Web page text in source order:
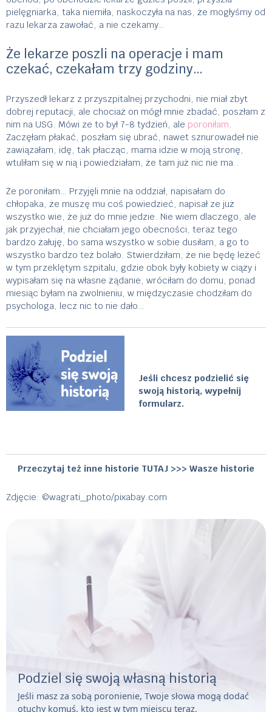
pielęgniarka, taka niemiła, naskoczyła na nas, że mogłyśmy od
razu lekarza zawołać, a nie czekamy…
Że lekarze poszli na operacje i mam
czekać, czekałam trzy godziny…
Przyszedł lekarz z przyszpitalnej przychodni, nie miał zbyt
dobrej reputacji, ale chociaż on mógł mnie zbadać, poszłam z
nim na USG. Mówi ze to był 7-8 tydzień, ale poroniłam.
Zaczęłam płakać, poszłam się ubrać, nawet sznurowadeł nie
zawiązałam, idę, tak płacząc, mama idzie w moją stronę,
wtuliłam się w nią i powiedziałam, że tam już nic nie ma..
Że poroniłam… Przyjęli mnie na oddział, napisałam do
chłopaka, że muszę mu coś powiedzieć, napisał ze już
wszystko wie, że już do mnie jedzie. Nie wiem dlaczego, ale
jak przyjechał, nie chciałam jego obecności, teraz tego
bardzo żałuję, bo sama wszystko w sobie dusiłam, a go to
wszystko bardzo też bolało. Stwierdziłam, że nie będę leżeć
w tym przeklętym szpitalu, gdzie obok były kobiety w ciąży i
wypisałam się na własne żądanie, wróciłam do domu, ponad
miesiąc byłam na zwolnieniu, w międzyczasie chodziłam do
psychologa, lecz nic to nie dało…
Jeśli chcesz podzielić się
swoją historią, wypełnij
formularz.
Przeczytaj też inne historie TUTAJ >>> Wasze historie
Zdjęcie: ©wagrati_photo/pixabay.com
Podziel się swoją własną historią
Jeśli masz za sobą poronienie, Twoje słowa mogą dodać
otuchy komuś, kto jest w tym miejscu teraz.